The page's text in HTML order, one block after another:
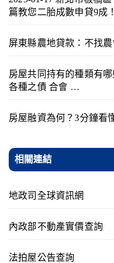
篇教您二胎成數申貸9成！
屏東縣農地貸款：不找
房屋共同持有的種類有
各種之債 合會 …
房屋融資為何？3分鐘看
相關連結
地政司全球資訊網
內政部不動產實價查詢
法拍屋公告查詢